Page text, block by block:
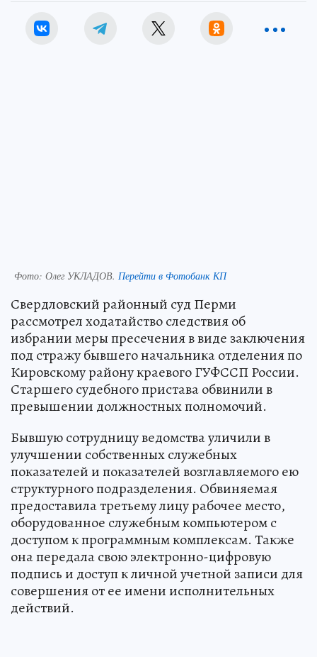
Фото: Олег УКЛАДОВ. Перейти в Фотобанк КП
Свердловский районный суд Перми
рассмотрел ходатайство следствия об
избрании меры пресечения в виде заключения
под стражу бывшего начальника отделения по
Кировскому району краевого ГУФССП России.
Старшего судебного пристава обвинили в
превышении должностных полномочий.
Бывшую сотрудницу ведомства уличили в
улучшении собственных служебных
показателей и показателей возглавляемого ею
структурного подразделения. Обвиняемая
предоставила третьему лицу рабочее место,
оборудованное служебным компьютером с
доступом к программным комплексам. Также
она передала свою электронно-цифровую
подпись и доступ к личной учетной записи для
совершения от ее имени исполнительных
действий.